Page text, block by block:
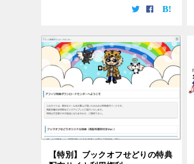
も使っている方法です。 非常に非常識な
方法ですので、可能でしたら、 実践しな
【特別】ブックオフせどりの特典